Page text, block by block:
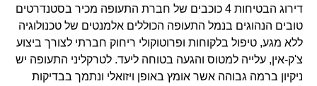
דירוג הבטיחות 4 כוכבים של חברת התעופה מכיר בסטנדרטים
טובים הנהוגים בנמל התעופה הכוללים אלמנטים של טכנולוגיה
ללא מגע, טיפול בלקוחות ופרוטוקולי ריחוק חברתי לצורך ביצוע
צ'ק-אין, עלייה למטוס והגעה בטוחה ליעד. לטרקליני התעופה יש
ניקיון ברמה גבוהה אשר אומץ באופן ויזואלי ונתמך בבדיקות